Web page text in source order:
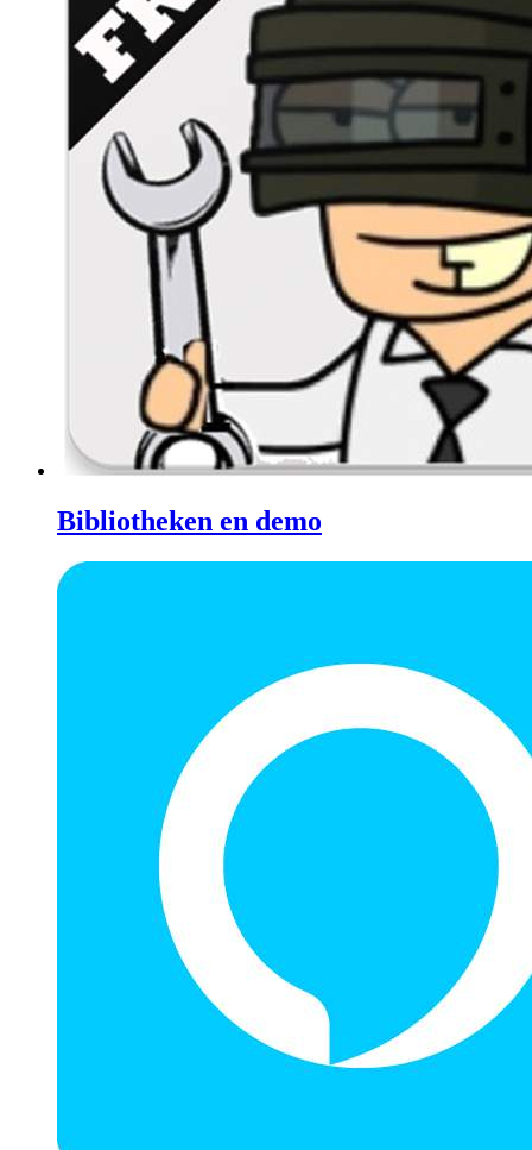
Bibliotheken en demo